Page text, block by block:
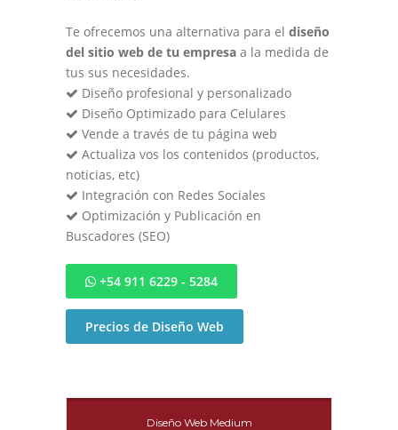
Te ofrecemos una alternativa para el diseño
del sitio web de tu empresa a la medida de
tus sus necesidades.
Diseño profesional y personalizado
Diseño Optimizado para Celulares
Vende a través de tu página web
Actualiza vos los contenidos (productos,
noticias, etc)
Integración con Redes Sociales
Optimización y Publicación en
Buscadores (SEO)
+54 911 6229 - 5284
Precios de Diseño Web
Diseño Web Medium